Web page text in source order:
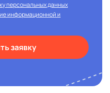
персональных данных
информационной и
заявку